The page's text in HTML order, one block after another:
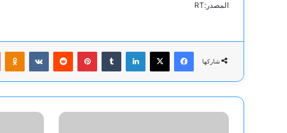
المصدر:RT
شاركها
فيسبوك
‫X لينكدإن بينتيريست
فنلندا
عون